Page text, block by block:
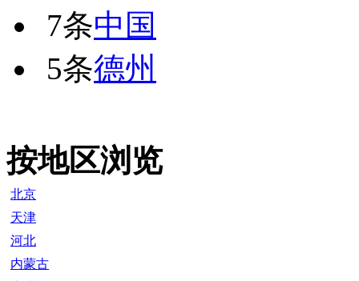
7条中国
5条德州
按地区浏览
北京
天津
河北
内蒙古